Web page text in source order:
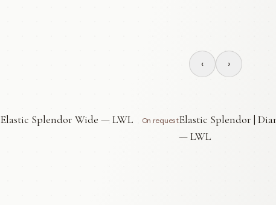
‹ ›
Elastic Splendor Wide — LWL On requestElastic Splendor |
— LWL